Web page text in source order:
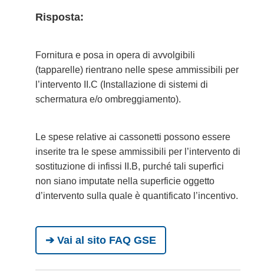
Risposta:
Fornitura e posa in opera di avvolgibili
(tapparelle) rientrano nelle spese ammissibili per
l’intervento
II.C (Installazione di sistemi di
schermatura e/o ombreggiamento).
Le spese relative ai cassonetti possono essere
inserite tra le spese ammissibili per l’intervento di
sostituzione di infissi
II.B, purché tali superfici
non siano imputate nella superficie oggetto
d’intervento sulla quale è quantificato l’incentivo.
➔ Vai al sito FAQ GSE